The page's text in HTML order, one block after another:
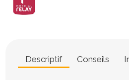
Descriptif Conseils